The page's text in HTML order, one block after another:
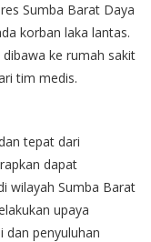
Sumba Barat Daya
korban laka lantas.
ke rumah sakit
tim medis.
tepat dari
dapat
wilayah Sumba Barat
upaya
dan penyuluhan